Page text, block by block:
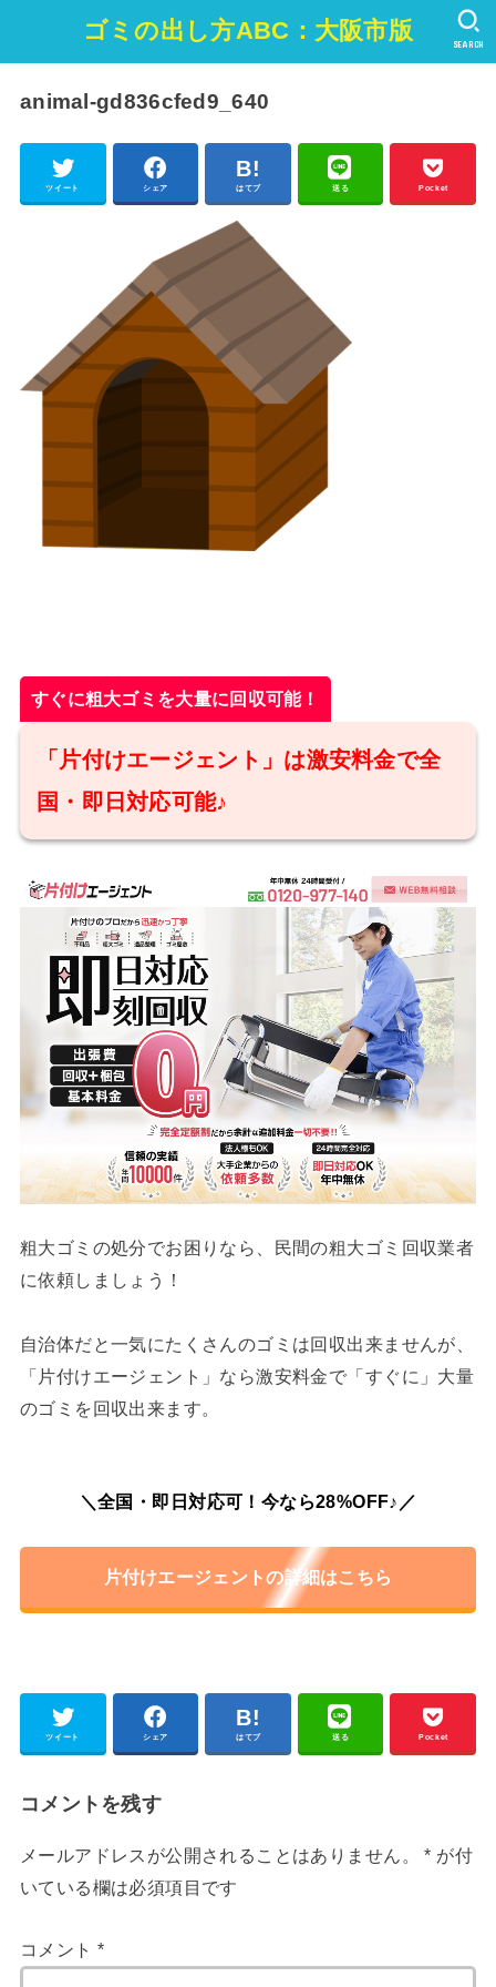
ゴミの出し方ABC：大阪市版 SEARCH
animal-gd836cfed9_640
ツイート シェア はてブ 送る Pocket
すぐに粗大ゴミを大量に回収可能！
「片付けエージェント」は激安料金で全
国・即日対応可能♪
粗大ゴミの処分でお困りなら、民間の粗大ゴミ回収業者
に依頼しましょう！
自治体だと一気にたくさんのゴミは回収出来ませんが、
「片付けエージェント」なら激安料金で「すぐに」大量
のゴミを回収出来ます。
＼全国・即日対応可！今なら28%OFF♪／
片付けエージェントの詳細はこちら
ツイート シェア はてブ 送る Pocket
コメントを残す
メールアドレスが公開されることはありません。 * が付
いている欄は必須項目です
コメント *